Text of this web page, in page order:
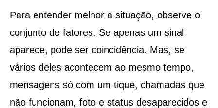
Para entender melhor a situação, observe o
conjunto de fatores. Se apenas um sinal
aparece, pode ser coincidência. Mas, se
vários deles acontecem ao mesmo tempo,
mensagens só com um tique, chamadas que
não funcionam, foto e status desaparecidos e